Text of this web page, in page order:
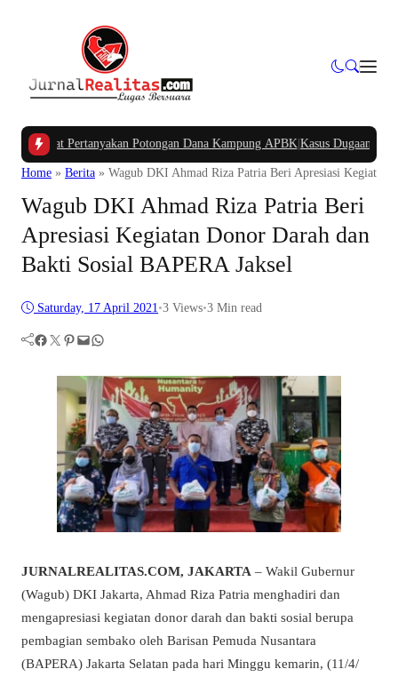
Pertanyakan Potongan Dana Kampung APBK|Kasus Dugaan
Home » Berita » Wagub DKI Ahmad Riza Patria Beri Apresiasi Kegiatan
Wagub DKI Ahmad Riza Patria Beri
Apresiasi Kegiatan Donor Darah dan
Bakti Sosial BAPERA Jaksel
Saturday, 17 April 2021•3 Views•3 Min read
Facebook Twitter Pinterest Mail WhatsApp
JURNALREALITAS.COM, JAKARTA – Wakil Gubernur
(Wagub) DKI Jakarta, Ahmad Riza Patria menghadiri dan
mengapresiasi kegiatan donor darah dan bakti sosial berupa
pembagian sembako oleh Barisan Pemuda Nusantara
(BAPERA) Jakarta Selatan pada hari Minggu kemarin, (11/4/